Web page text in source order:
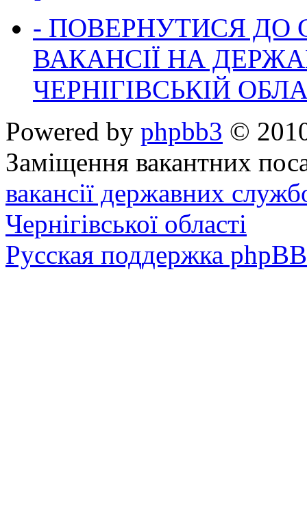
- ПОВЕРНУТИСЯ ДО
ВАКАНСІЇ НА
ЧЕРНІГІВСЬКІЙ
Powered by phpbb3 ©
Заміщення вакантних
вакансії державних
Чернігівської області
Русская поддержка phpBB